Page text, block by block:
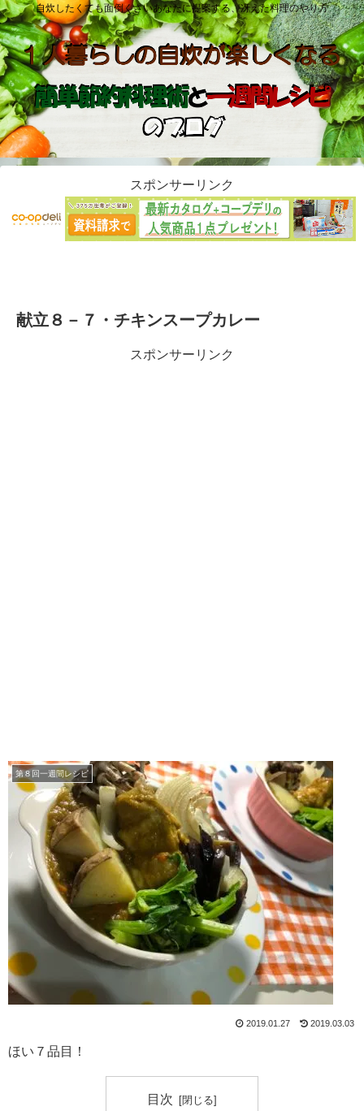
自炊したくても面倒くさいあなたに提案する、冴えた料理のやり方
スポンサーリンク
献立８－７・チキンスープカレー
スポンサーリンク
第８回一週間レシピ
2019.01.27 2019.03.03
ほい７品目！
目次